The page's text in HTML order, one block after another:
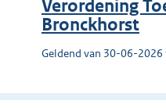
Verordening
Bronckhorst
Geldend van 30-06-2026